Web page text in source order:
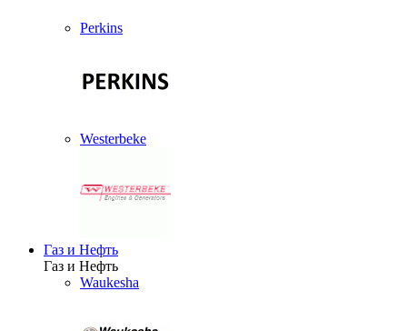
Perkins
Westerbeke
Газ и Нефть
Газ и Нефть
Waukesha